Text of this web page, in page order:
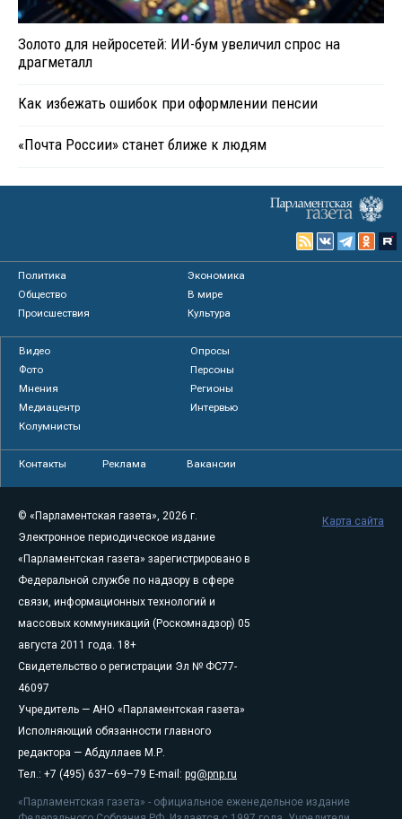
Золото для нейросетей: ИИ-бум увеличил спрос на
драгметалл
Как избежать ошибок при оформлении пенсии
«Почта России» станет ближе к людям
Политика
Экономика
Общество
В мире
Происшествия
Культура
Видео
Опросы
Фото
Персоны
Мнения
Регионы
Медиацентр
Интервью
Колумнисты
Контакты Реклама Вакансии
© «Парламентская газета», 2026 г.
Электронное периодическое издание
«Парламентская газета» зарегистрировано в
Федеральной службе по надзору в сфере
связи, информационных технологий и
массовых коммуникаций (Роскомнадзор) 05
августа 2011 года. 18+
Свидетельство о регистрации Эл № ФС77-
46097
Учредитель — АНО «Парламентская газета»
Исполняющий обязанности главного
редактора — Абдуллаев М.Р.
Тел.: +7 (495) 637–69–79 E-mail: pg@pnp.ru
«Парламентская газета» - официальное еженедельное издание
Карта сайта